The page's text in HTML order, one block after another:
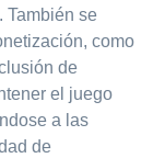
También se
como
de
el juego
a las
de